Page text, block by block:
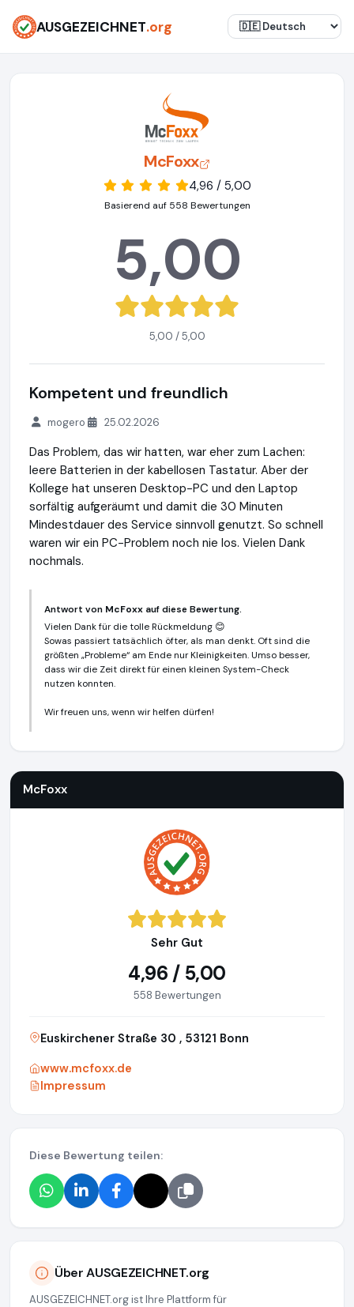
AUSGEZEICHNET.org
McFoxx
4,96 / 5,00
Basierend auf 558 Bewertungen
5,00
5,00 / 5,00
Kompetent und freundlich
mogero 25.02.2026
Das Problem, das wir hatten, war eher zum Lachen:
leere Batterien in der kabellosen Tastatur. Aber der
Kollege hat unseren Desktop-PC und den Laptop
sorfältig aufgeräumt und damit die 30 Minuten
Mindestdauer des Service sinnvoll genutzt. So schnell
waren wir ein PC-Problem noch nie los. Vielen Dank
nochmals.
Antwort von McFoxx auf diese Bewertung.
Vielen Dank für die tolle Rückmeldung 😊
Sowas passiert tatsächlich öfter, als man denkt. Oft sind die
größten „Probleme“ am Ende nur Kleinigkeiten. Umso besser,
dass wir die Zeit direkt für einen kleinen System-Check
nutzen konnten.
Wir freuen uns, wenn wir helfen dürfen!
McFoxx
Sehr Gut
4,96 / 5,00
558 Bewertungen
Euskirchener Straße 30 , 53121 Bonn
www.mcfoxx.de
Impressum
Diese Bewertung teilen:
Über AUSGEZEICHNET.org
AUSGEZEICHNET.org ist Ihre Plattform für